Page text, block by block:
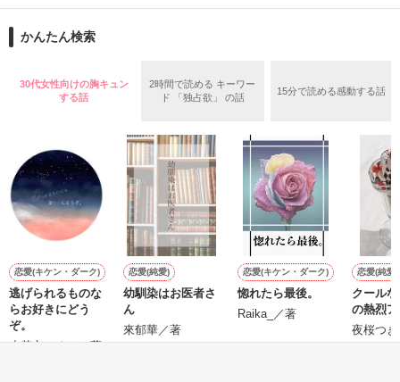
2026.6.5～2026.7.25
＊以前、公開していた話の改稿版です＊
作品を読む
ションの企画戦略室で働いている。
めた、同期で恋人の石垣守（26）がいるのだが、後輩の姫原由
いた。
守と由羅から『便利屋雛子』と馬鹿にされ、一人こっそり泣い
た上、同居まで提案してきて──？
鷹哉『宜しくな、俺の雛子』🦅
雛子『俺の……ひぃ、雛子？！！！』🐥
シゴデキで冷徹な上司が見せる素顔は、なぜか想像以上に甘く
て……🐥💓🦅
※表紙も作中使用の画像も全てフリー素材です。
※執筆期間2026.6.3〜7.20完結です。
※他サイトさんにて恋愛トレンド1位でした〜良かったら読ん
かんたん検索
30代女性向けの胸キュン
する話
2時間で読める キーワー
ド 「独占欲」 の話
15分で読める感動する話
恋愛(キケン・ダーク)
逃げられるものな
らお好きにどう
ぞ。
小花衣いろは／著
恋愛(純愛)
幼馴染はお医者さ
ん
來郁華／著
恋愛(キケン・ダーク)
惚れたら最後。
Raika_／著
恋愛(純愛)
クール
の熱烈
夜桜つ